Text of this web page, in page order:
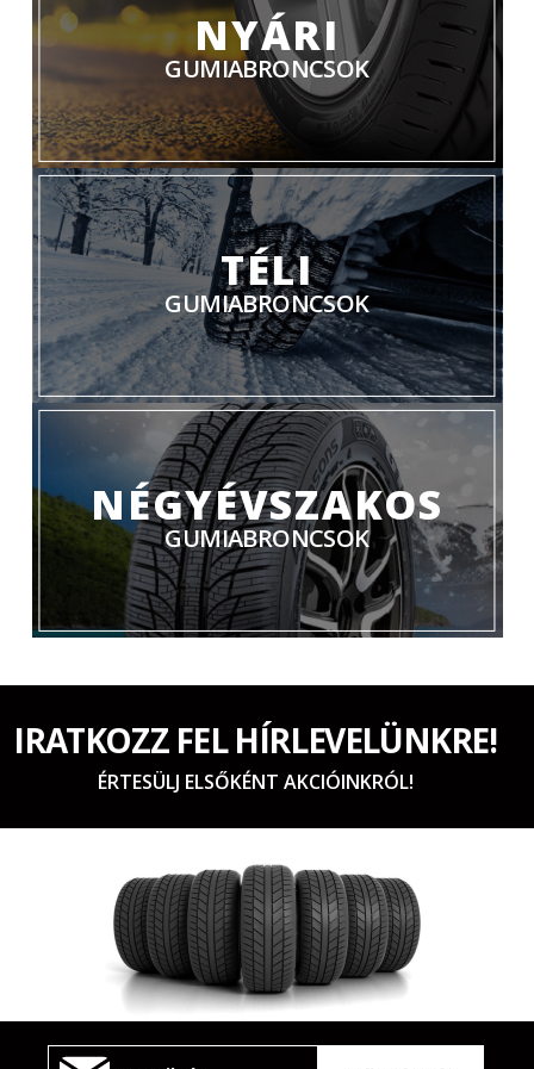
NYÁRI
GUMIABRONCSOK
TÉLI
GUMIABRONCSOK
NÉGYÉVSZAKOS
GUMIABRONCSOK
IRATKOZZ FEL HÍRLEVELÜNKRE!
ÉRTESÜLJ ELSŐKÉNT AKCIÓINKRÓL!